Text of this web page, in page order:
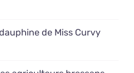
de Miss Curvy